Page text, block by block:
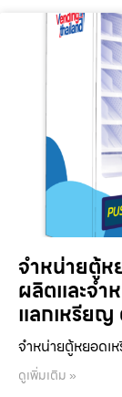
จำหน่ายตู้ห
ผลิตและจำ
แลกเหรียญ
จำหน่ายตู้หยอดเ
ดูเพิ่มเติม »